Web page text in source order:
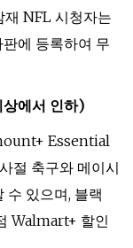
재 NFL 시청자는
에 등록하여 무
에서 인하)
Essential
절 축구와 메이시
수 있으며, 블랙
Walmart+ 할인